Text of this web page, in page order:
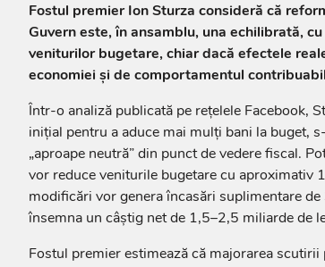
Fostul premier Ion Sturza consideră că
Guvern este, în ansamblu, una echilibrată,
veniturilor bugetare, chiar dacă efectele
economiei și de comportamentul
Într-o analiză publicată pe rețelele Facebook,
inițial pentru a aduce mai mulți bani la buget,
„aproape neutră” din punct de vedere fiscal.
vor reduce veniturile bugetare cu aproximativ
modificări vor genera încasări suplimentare
însemna un câștig net de 1,5–2,5 miliarde de
Fostul premier estimează că majorarea